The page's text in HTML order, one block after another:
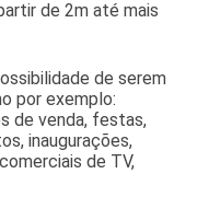
de 2m até mais
de serem
por exemplo:
de venda, festas,
inaugurações,
de TV,